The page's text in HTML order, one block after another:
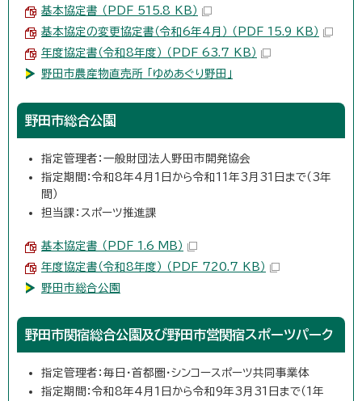
基本協定書 （PDF 515.8 KB）
基本協定の変更協定書（令和6年4月） （PDF 15.9 KB）
年度協定書（令和8年度） （PDF 63.7 KB）
野田市農産物直売所 「ゆめあぐり野田」
野田市総合公園
指定管理者：一般財団法人野田市開発協会
指定期間：令和8年4月1日から令和11年3月31日まで（3年
間）
担当課：スポーツ推進課
基本協定書 （PDF 1.6 MB）
年度協定書（令和8年度） （PDF 720.7 KB）
野田市総合公園
野田市関宿総合公園及び野田市営関宿スポーツパーク
指定管理者：毎日・首都圏・シンコースポーツ共同事業体
指定期間：令和8年4月1日から令和9年3月31日まで（1年